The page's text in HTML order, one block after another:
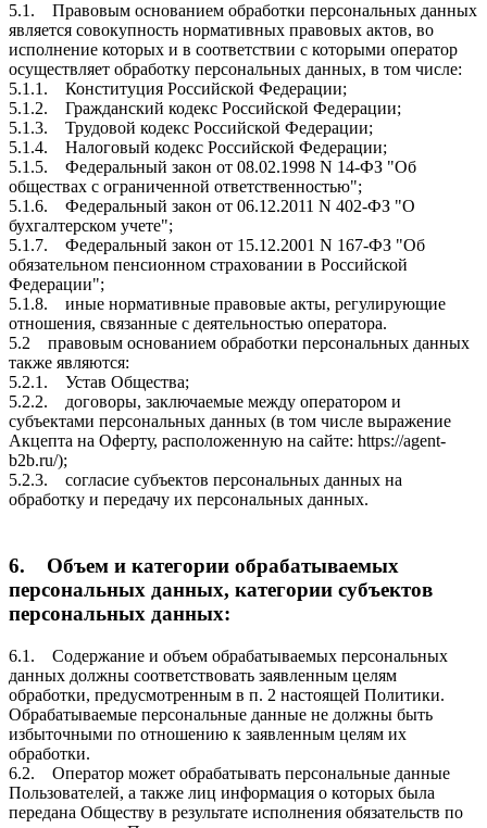
5.1. Правовым основанием обработки персональных данных
является совокупность нормативных правовых актов, во
исполнение которых и в соответствии с которыми оператор
осуществляет обработку персональных данных, в том числе:
5.1.1. Конституция Российской Федерации;
5.1.2. Гражданский кодекс Российской Федерации;
5.1.3. Трудовой кодекс Российской Федерации;
5.1.4. Налоговый кодекс Российской Федерации;
5.1.5. Федеральный закон от 08.02.1998 N 14-ФЗ "Об
обществах с ограниченной ответственностью";
5.1.6. Федеральный закон от 06.12.2011 N 402-ФЗ "О
бухгалтерском учете";
5.1.7. Федеральный закон от 15.12.2001 N 167-ФЗ "Об
обязательном пенсионном страховании в Российской
Федерации";
5.1.8. иные нормативные правовые акты, регулирующие
отношения, связанные с деятельностью оператора.
5.2 правовым основанием обработки персональных данных
также являются:
5.2.1. Устав Общества;
5.2.2. договоры, заключаемые между оператором и
субъектами персональных данных (в том числе выражение
Акцепта на Оферту, расположенную на сайте: https://agent-
b2b.ru/);
5.2.3. согласие субъектов персональных данных на
обработку и передачу их персональных данных.
6. Объем и категории обрабатываемых
персональных данных, категории субъектов
персональных данных:
6.1. Содержание и объем обрабатываемых персональных
данных должны соответствовать заявленным целям
обработки, предусмотренным в п. 2 настоящей Политики.
Обрабатываемые персональные данные не должны быть
избыточными по отношению к заявленным целям их
обработки.
6.2. Оператор может обрабатывать персональные данные
Пользователей, а также лиц информация о которых была
передана Обществу в результате исполнения обязательств по